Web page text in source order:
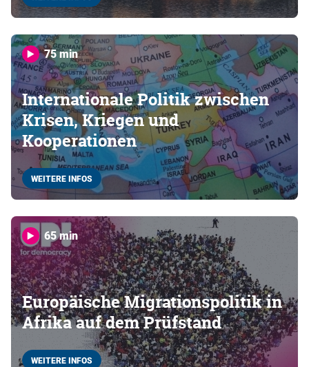
75 min
Internationale Politik zwischen
Krisen, Kriegen und
Kooperationen
WEITERE INFOS
65 min
Europäische Migrationspolitik in
Afrika auf dem Prüfstand
WEITERE INFOS